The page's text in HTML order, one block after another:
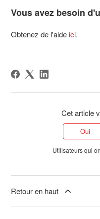
Vous avez besoin
Obtenez de l'aideici.
Cet article
Oui
Utilisateurs qui
Retour en haut